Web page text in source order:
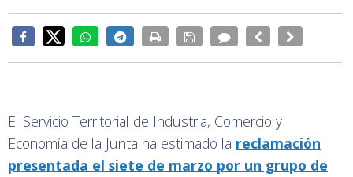
El Servicio Territorial de Industria, Comercio y
Economía de la Junta ha estimado la reclamación
presentada el siete de marzo por un grupo de